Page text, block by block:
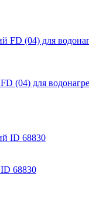
(04) для
68830